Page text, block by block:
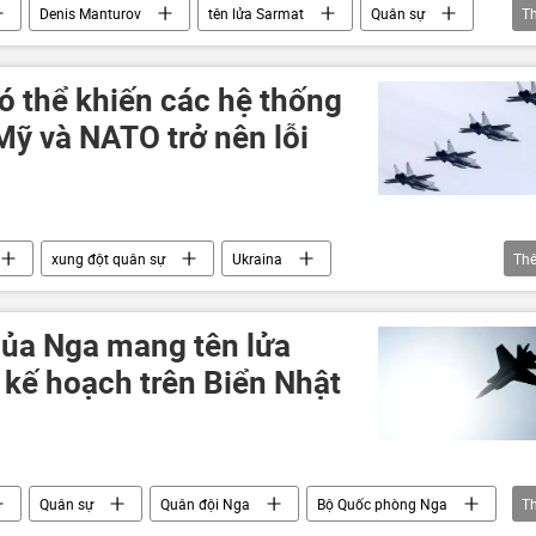
Denis Manturov tên lửa Sarmat
Quân sự
thể khiến các hệ thống
và NATO trở nên lỗi
xung đột quân sự
Ukraina
Thế giới Nga
công nghệ
tên lửa
giới phương Tây
Nga mang tên lửa
hoạch trên Biển Nhật
Quân sự Quân đội Nga
Bộ Quốc phòng Nga